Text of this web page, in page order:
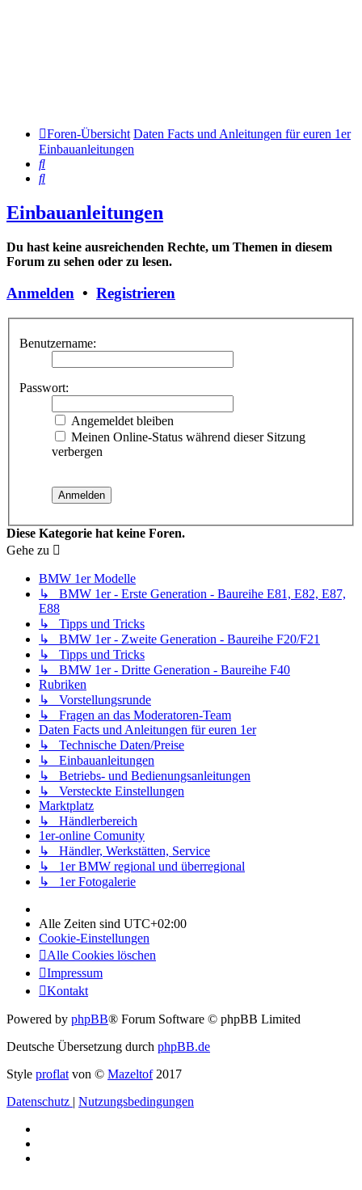
Foren-Übersicht Daten Facts und Anleitungen für euren 1er
Einbauanleitungen
Suche
Suche
Einbauanleitungen
Du hast keine ausreichenden Rechte, um Themen in diesem
Forum zu sehen oder zu lesen.
Anmelden • Registrieren
Benutzername:
Passwort:
Angemeldet bleiben
Meinen Online-Status während dieser Sitzung
verbergen
Diese Kategorie hat keine Foren.
Gehe zu
BMW 1er Modelle
↳ BMW 1er - Erste Generation - Baureihe E81, E82, E87,
E88
↳ Tipps und Tricks
↳ BMW 1er - Zweite Generation - Baureihe F20/F21
↳ Tipps und Tricks
↳ BMW 1er - Dritte Generation - Baureihe F40
Rubriken
↳ Vorstellungsrunde
↳ Fragen an das Moderatoren-Team
Daten Facts und Anleitungen für euren 1er
↳ Technische Daten/Preise
↳ Einbauanleitungen
↳ Betriebs- und Bedienungsanleitungen
↳ Versteckte Einstellungen
Marktplatz
↳ Händlerbereich
1er-online Comunity
↳ Händler, Werkstätten, Service
↳ 1er BMW regional und überregional
↳ 1er Fotogalerie
Alle Zeiten sind UTC+02:00
Cookie-Einstellungen
Alle Cookies löschen
Impressum
Kontakt
Powered by phpBB® Forum Software © phpBB Limited
Deutsche Übersetzung durch phpBB.de
Style proflat von © Mazeltof2017
Datenschutz | Nutzungsbedingungen